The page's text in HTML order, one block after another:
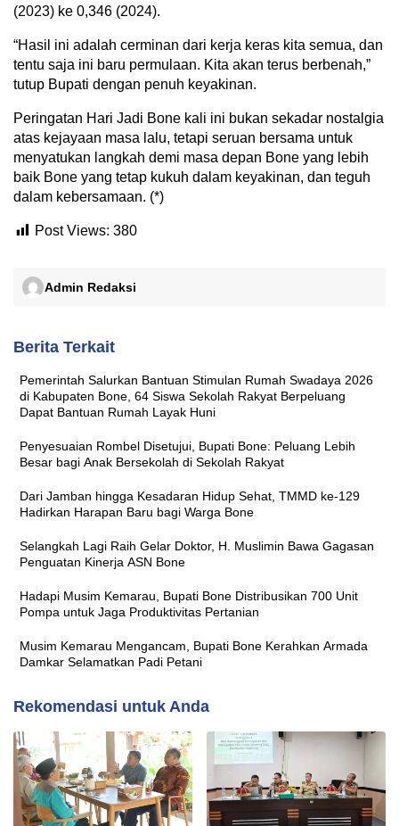
(2023) ke 0,346 (2024).
“Hasil ini adalah cerminan dari kerja keras kita semua, dan
tentu saja ini baru permulaan. Kita akan terus berbenah,”
tutup Bupati dengan penuh keyakinan.
Peringatan Hari Jadi Bone kali ini bukan sekadar nostalgia
atas kejayaan masa lalu, tetapi seruan bersama untuk
menyatukan langkah demi masa depan Bone yang lebih
baik Bone yang tetap kukuh dalam keyakinan, dan teguh
dalam kebersamaan. (*)
Post Views: 380
Admin Redaksi
Berita Terkait
Pemerintah Salurkan Bantuan Stimulan Rumah Swadaya 2026
di Kabupaten Bone, 64 Siswa Sekolah Rakyat Berpeluang
Dapat Bantuan Rumah Layak Huni
Penyesuaian Rombel Disetujui, Bupati Bone: Peluang Lebih
Besar bagi Anak Bersekolah di Sekolah Rakyat
Dari Jamban hingga Kesadaran Hidup Sehat, TMMD ke-129
Hadirkan Harapan Baru bagi Warga Bone
Selangkah Lagi Raih Gelar Doktor, H. Muslimin Bawa Gagasan
Penguatan Kinerja ASN Bone
Hadapi Musim Kemarau, Bupati Bone Distribusikan 700 Unit
Pompa untuk Jaga Produktivitas Pertanian
Musim Kemarau Mengancam, Bupati Bone Kerahkan Armada
Damkar Selamatkan Padi Petani
Rekomendasi untuk Anda